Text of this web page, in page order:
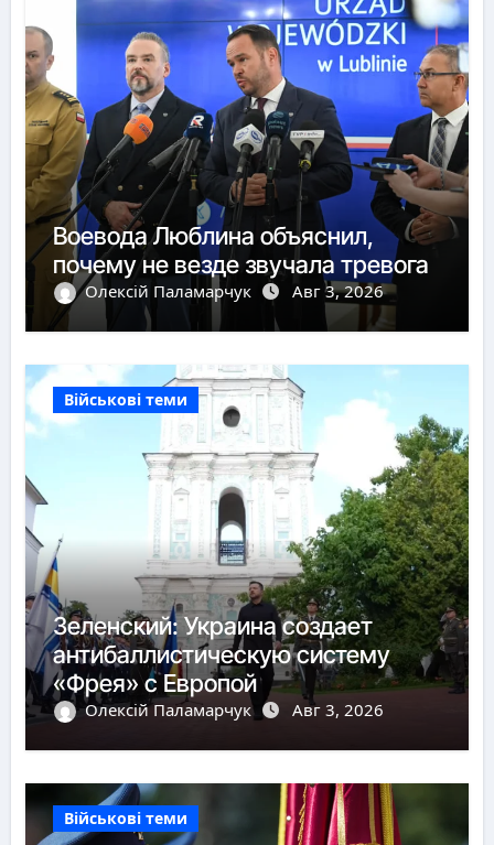
Воевода Люблина объяснил,
почему не везде звучала тревога
Олексій Паламарчук Авг 3, 2026
Військові теми
Зеленский: Украина создает
антибаллистическую систему
«Фрея» с Европой
Олексій Паламарчук Авг 3, 2026
Військові теми